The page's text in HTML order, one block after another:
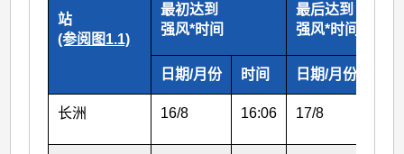
站
(参阅图1.1)
最初达到
强风*时间
最后达到
强风*时间
日期/月份 时间 日期/月份
长洲 16/8 16:06 17/8